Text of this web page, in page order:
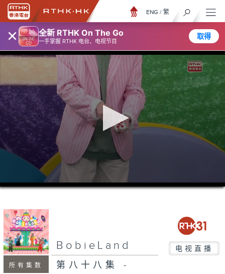
× 全新 RTHK On The Go
一手掌握 RTHK 电台、电视节目
取得
ENG / 繁
0
seconds
minutes,
6
seconds
所有集数
BobieLand 电视直播
第八十八集 -